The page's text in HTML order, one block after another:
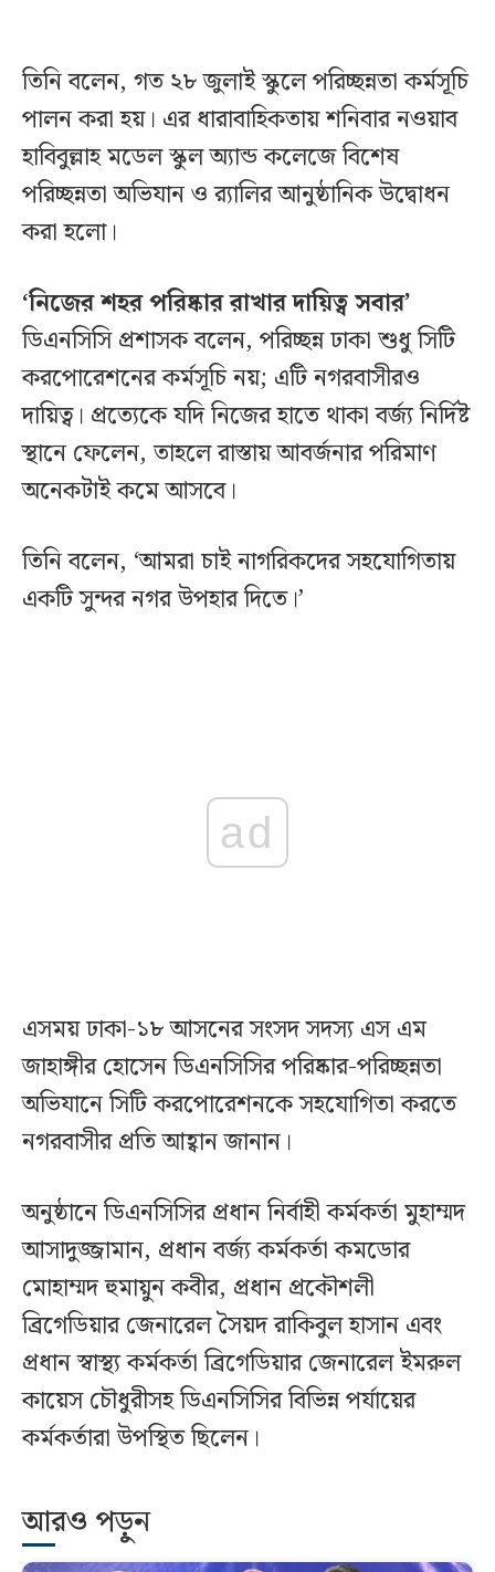
তিনি বলেন, গত ২৮ জুলাই স্কুলে পরিচ্ছন্নতা কর্মসূচি
পালন করা হয়। এর ধারাবাহিকতায় শনিবার নওয়াব
হাবিবুল্লাহ মডেল স্কুল অ্যান্ড কলেজে বিশেষ
পরিচ্ছন্নতা অভিযান ও র‍্যালির আনুষ্ঠানিক উদ্বোধন
করা হলো।
‘নিজের শহর পরিষ্কার রাখার দায়িত্ব সবার’
ডিএনসিসি প্রশাসক বলেন, পরিচ্ছন্ন ঢাকা শুধু সিটি
করপোরেশনের কর্মসূচি নয়; এটি নগরবাসীরও
দায়িত্ব। প্রত্যেকে যদি নিজের হাতে থাকা বর্জ্য নির্দিষ্ট
স্থানে ফেলেন, তাহলে রাস্তায় আবর্জনার পরিমাণ
অনেকটাই কমে আসবে।
তিনি বলেন, ‘আমরা চাই নাগরিকদের সহযোগিতায়
একটি সুন্দর নগর উপহার দিতে।’
ad
এসময় ঢাকা-১৮ আসনের সংসদ সদস্য এস এম
জাহাঙ্গীর হোসেন ডিএনসিসির পরিষ্কার-পরিচ্ছন্নতা
অভিযানে সিটি করপোরেশনকে সহযোগিতা করতে
নগরবাসীর প্রতি আহ্বান জানান।
অনুষ্ঠানে ডিএনসিসির প্রধান নির্বাহী কর্মকর্তা মুহাম্মদ
আসাদুজ্জামান, প্রধান বর্জ্য কর্মকর্তা কমডোর
মোহাম্মদ হুমায়ুন কবীর, প্রধান প্রকৌশলী
ব্রিগেডিয়ার জেনারেল সৈয়দ রাকিবুল হাসান এবং
প্রধান স্বাস্থ্য কর্মকর্তা ব্রিগেডিয়ার জেনারেল ইমরুল
কায়েস চৌধুরীসহ ডিএনসিসির বিভিন্ন পর্যায়ের
কর্মকর্তারা উপস্থিত ছিলেন।
আরও পড়ুন